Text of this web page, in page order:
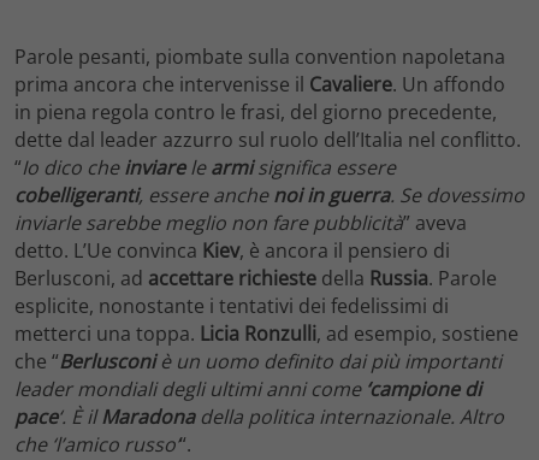
Parole pesanti, piombate sulla convention napoletana
prima ancora che intervenisse il Cavaliere. Un affondo
in piena regola contro le frasi, del giorno precedente,
dette dal leader azzurro sul ruolo dell’Italia nel conflitto.
“Io dico cheinviarelearmisignifica essere
cobelligeranti, essere anchenoi in guerra. Se dovessimo
inviarle sarebbe meglio non fare pubblicità” aveva
detto. L’Ue convinca Kiev, è ancora il pensiero di
Berlusconi, ad accettare richieste della Russia. Parole
esplicite, nonostante i tentativi dei fedelissimi di
metterci una toppa. Licia Ronzulli, ad esempio, sostiene
che “Berlusconiè un uomo definito dai più importanti
leader mondiali degli ultimi anni come ‘campione di
pace‘. È ilMaradonadella politica internazionale. Altro
che ‘l’amico russo’“.